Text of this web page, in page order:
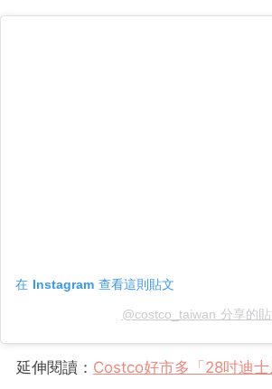
在 Instagram 查看這則貼文
@costco_taiwan 分享的
延伸閱讀： Costco好市多「28吋迪